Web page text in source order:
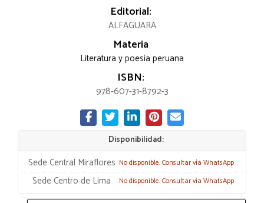
Editorial:
ALFAGUARA
Materia
Literatura y poesia peruana
ISBN:
978-607-31-8792-3
Disponibilidad:
Sede Central Miraflores No disponible. Consultar vía WhatsApp
Sede Centro de Lima No disponible. Consultar vía WhatsApp